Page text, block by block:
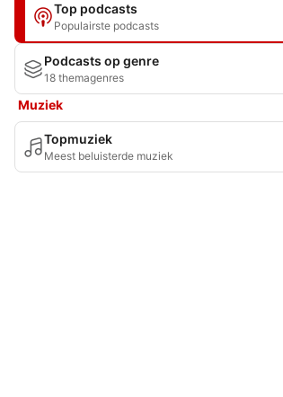
Top podcasts
Populairste podcasts
Podcasts op genre
18 themagenres
Muziek
Topmuziek
Meest beluisterde muziek